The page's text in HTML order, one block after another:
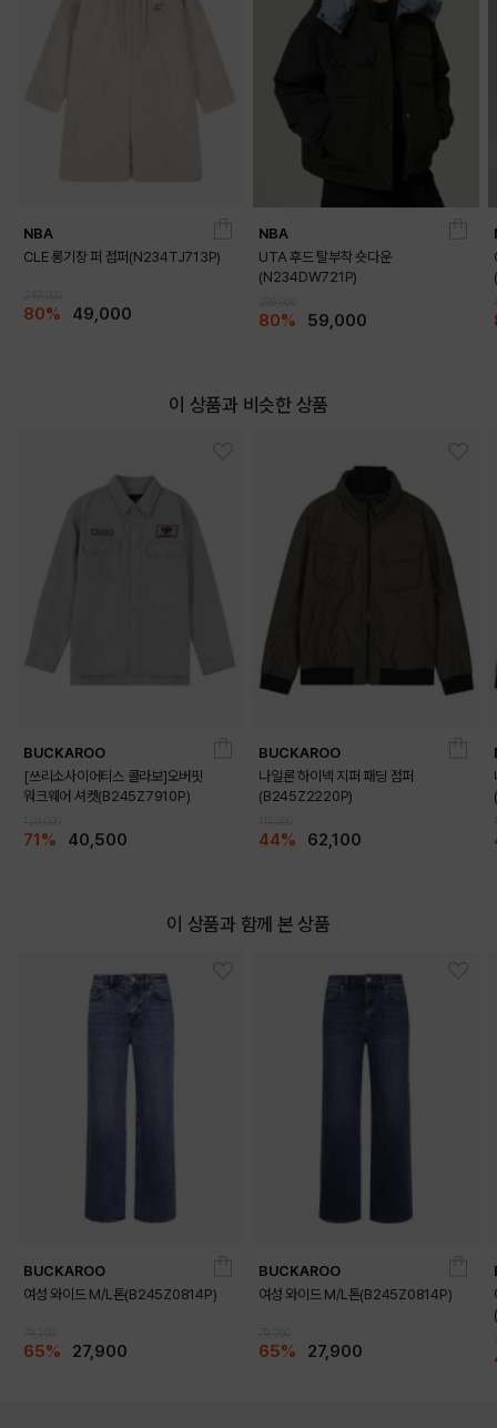
OUTFIT VIEW
NBA
CLE 롱기장 퍼 점퍼(N234TJ713P)
80% 49,000
NBA
UTA 후드 탈부착 숏다운
(N234DW721P)
80% 59,000
이 상품과 비슷한 상품
BUCKAROO
[쓰리소사이어티스 콜라보]오버핏
워크웨어 셔켓(B245Z7910P)
71% 40,500
BUCKAROO
나일론 하이넥 지퍼 패딩 점퍼
(B245Z2220P)
44% 62,100
이 상품과 함께 본 상품
BUCKAROO
여성 와이드 M/L톤(B245Z0814P)
65% 27,900
BUCKAROO
여성 와이드 M/L톤(B245Z0814P)
65% 27,900